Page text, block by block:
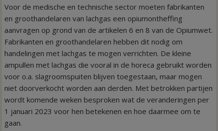
Voor de medische en technische sector moeten fabrikanten
en groothandelaren van lachgas een opiumontheffing
aanvragen op grond van de artikelen 6 en 8 van de Opiumwet.
Fabrikanten en groothandelaren hebben dit nodig om
handelingen met lachgas te mogen verrichten. De kleine
ampullen met lachgas die vooral in de horeca gebruikt worden
voor o.a. slagroomspuiten blijven toegestaan, maar mogen
niet doorverkocht worden aan derden. Met betrokken partijen
wordt komende weken besproken wat de veranderingen per
1 januari 2023 voor hen betekenen en hoe daarmee om te
gaan.